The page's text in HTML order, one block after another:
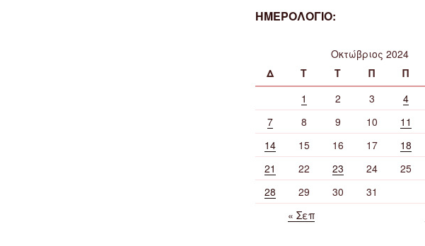
ΗΜΕΡΟΛΟΓΙΟ:
Οκτώβριος 2024
Δ
Τ Τ Π Π
1
2 3 4
7
8 9 10 11
14
15 16 17 18
21
22 23 24 25
28
29 30
31
« Σεπ